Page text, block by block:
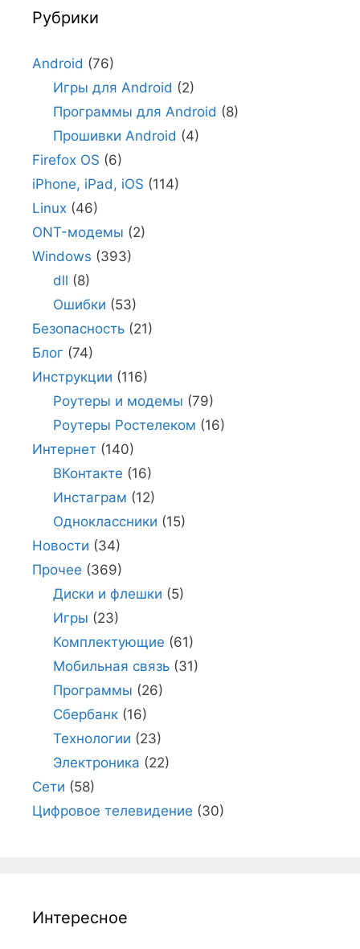
Рубрики
Android (76)
Игры для Android (2)
Программы для Android (8)
Прошивки Android (4)
Firefox OS (6)
iPhone, iPad, iOS (114)
Linux (46)
ONT-модемы (2)
Windows (393)
dll (8)
Ошибки (53)
Безопасность (21)
Блог (74)
Инструкции (116)
Роутеры и модемы (79)
Роутеры Ростелеком (16)
Интернет (140)
ВКонтакте (16)
Инстаграм (12)
Одноклассники (15)
Новости (34)
Прочее (369)
Диски и флешки (5)
Игры (23)
Комплектующие (61)
Мобильная связь(31)
Программы (26)
Сбербанк(16)
Технологии (23)
Электроника (22)
Сети (58)
Цифровое телевидение (30)
Интересное